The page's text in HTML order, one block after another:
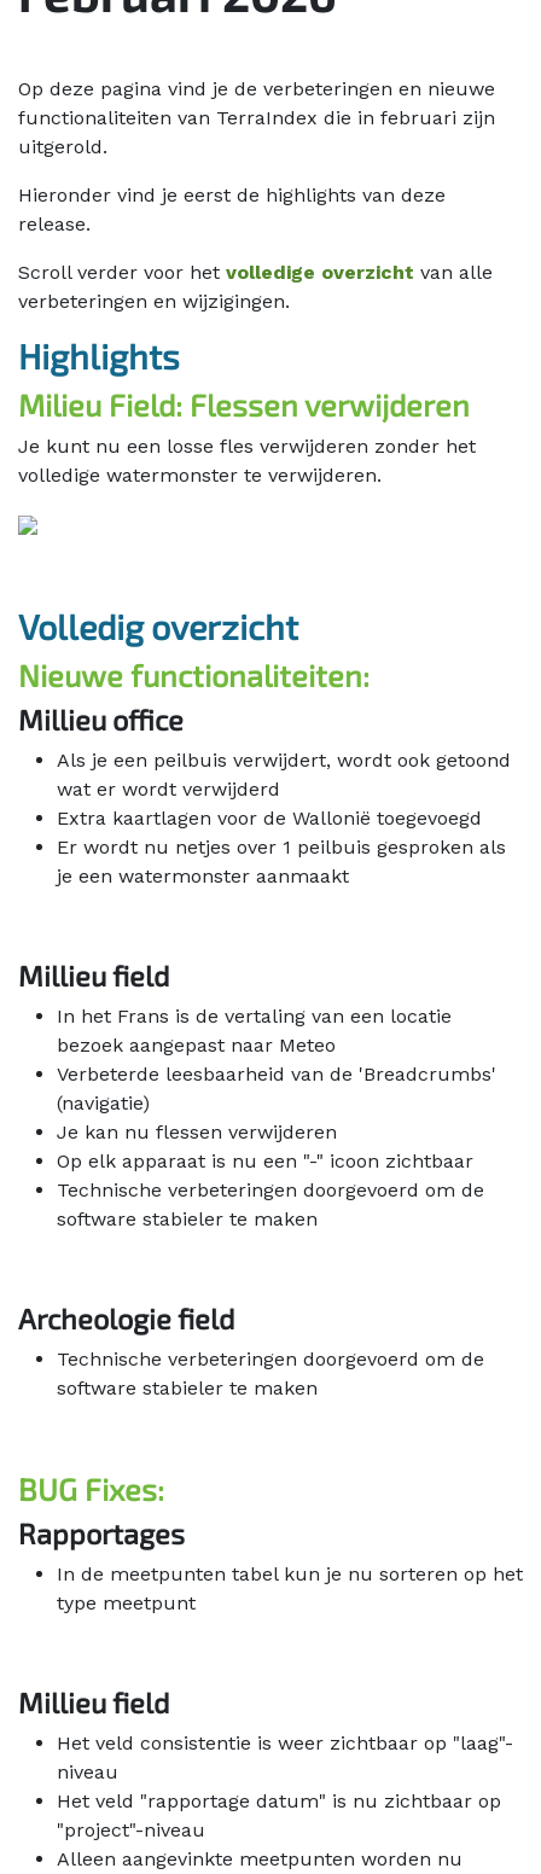
Op deze pagina vind je de verbeteringen en nieuwe
functionaliteiten van TerraIndex die in februari zijn
uitgerold.
Hieronder vind je eerst de highlights van deze
release.
Scroll verder voor het volledige overzicht van alle
verbeteringen en wijzigingen.
Highlights
Milieu Field: Flessen verwijderen
Je kunt nu een losse fles verwijderen zonder het
volledige watermonster te verwijderen.
Volledig overzicht
Nieuwe functionaliteiten:
Millieu office
Als je een peilbuis verwijdert, wordt ook getoond
wat er wordt verwijderd
Extra kaartlagen voor de Wallonië toegevoegd
Er wordt nu netjes over 1 peilbuis gesproken als
je een watermonster aanmaakt
Millieu field
In het Frans is de vertaling van een locatie
bezoek aangepast naar Meteo
Verbeterde leesbaarheid van de 'Breadcrumbs'
(navigatie)
Je kan nu flessen verwijderen
Op elk apparaat is nu een "-" icoon zichtbaar
Technische verbeteringen doorgevoerd om de
software stabieler te maken
Archeologie field
Technische verbeteringen doorgevoerd om de
software stabieler te maken
BUG Fixes:
Rapportages
In de meetpunten tabel kun je nu sorteren op het
type meetpunt
Millieu field
Het veld consistentie is weer zichtbaar op "laag"-
niveau
Het veld "rapportage datum" is nu zichtbaar op
"project"-niveau
Alleen aangevinkte meetpunten worden nu